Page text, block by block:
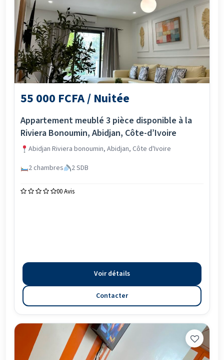
55 000 FCFA / Nuitée
Appartement meublé 3 pièce disponible à la
Riviera Bonoumin, Abidjan, Côte-d’Ivoire
Abidjan Riviera bonoumin, Abidjan, Côte d'Ivoire
2 chambres
2 SDB
00 Avis
Voir détails
Contacter